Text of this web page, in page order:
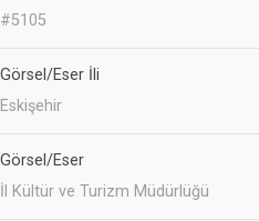
#5105
Görsel/Eser İli
Eskişehir
Görsel/Eser
İl Kültür ve Turizm Müdürlüğü